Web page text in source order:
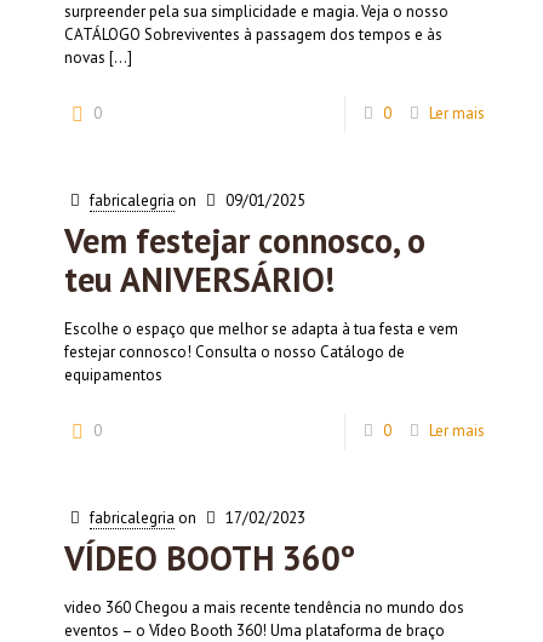
surpreender pela sua simplicidade e magia. Veja o nosso
CATÁLOGO Sobreviventes à passagem dos tempos e às
novas […]
0 0 Ler mais
fabricalegria on 09/01/2025
Vem festejar connosco, o
teu ANIVERSÁRIO!
Escolhe o espaço que melhor se adapta à tua festa e vem
festejar connosco! Consulta o nosso Catálogo de
equipamentos
0 0 Ler mais
fabricalegria on 17/02/2023
VÍDEO BOOTH 360º
video 360 Chegou a mais recente tendência no mundo dos
eventos – o Vídeo Booth 360! Uma plataforma de braço